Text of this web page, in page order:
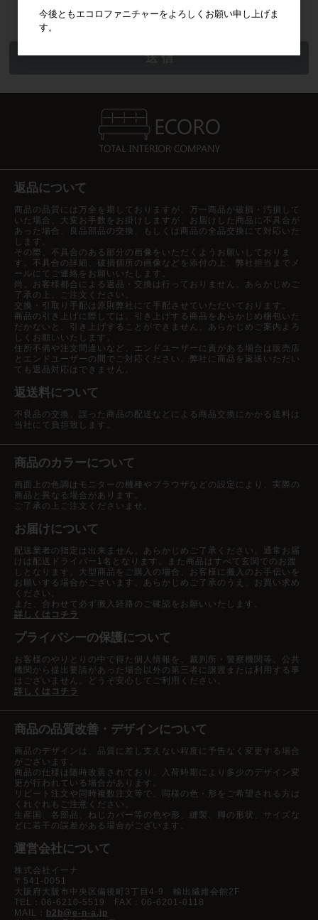
取得した個人情報は法令等による場合を除いて第三者に提供することはあ
りません。
取得した個人情報の取扱いの全部または一部を委託することがあります。
人情報の漏洩防止に必要な事項を取決め、適切な管理を実施させます。委
し、また利用範囲もその業務遂行範囲に限定します。
個人情報を与えなかった場合に生じる結果
個人情報を与えることは任意です。個人情報に関する情報の一部をご提供
す。
保有個人データの開示等および問い合わせ窓口について
利用目的の通知、内容の訂正・追加または削除、利用停止、消去および第
三者提供の停止(以下、開示等という)に応じます。
開示等に応ずる窓口は、下記「当社の個人情報の取扱いに関する苦情、相
本人が容易に認識できない方法による個人情報の取得
クッキーやウェブビーコン等を用いるなどして、本人が容易に認識できな
い方法による個人情報の取得は行っておりません。
個人情報の安全管理措置について
取得した個人情報については、漏洩、減失またはき損の防止と是正、その
他個人情報の安全管理のために必要かつ適切な措置を講じます。
お問合せへの回答後、取得した個人情報は当社内において削除致します。
個人情報保護方針
当社ホームページの個人情報保護方針をご覧下さい。
当社の個人情報の取扱いに関する苦情、相談等の問合せ先
窓口責任者：経営統括本部 土井 歩美
住所 ：〒541-0051
FAX ：06-6201-0118
内容をご確認の上、送信ボタンをクリックしてください。
返品について
商品の品質には万全を期しておりますが、万一商品が破損・汚損して
いた場合、大変お手数をお掛けしますが、お届けした商品に不具合が
あった場合、良品部品の交換、もしくは商品の全品交換にて対応いた
します。
その際、不具合のある部分の画像をいただくようお願いしておりま
す。不具合の詳細、破損個所の画像などを添付の上、弊社担当までメ
ールにてご連絡をお願いいたします。
尚、お客様都合による返品・交換は行っておりません。あらかじめご
了承の上、ご注文ください。
交換・引取り手配は原則弊社にて手配させていただいております。
商品の引き上げに際しては、引き上げする商品をあらかじめ梱包いた
だかないと、引き上げすることができません。あらかじめご案内よろ
しくお願いいたします。
住所不備や注文間違いなど、エンドユーザーに責がある場合は販売店
とエンドユーザーの間でご対応ください。弊社に商品を返送いただい
ても返品対応はできません。
返送料について
不良品の交換、誤った商品の配送などによる商品交換にかかる送料は
当社にて負担致します。
商品のカラーについて
画面上の色調はモニターの機種やブラウザなどの設定により、実際の
商品と異なる場合があります。
ご了承の上ご注文くださいませ。
お届けについて
配送業者の指定は出来ません。あらかじめご了承ください。通常お届
けは配送ドライバー1名となります。また商品はすべて玄関でのお渡
しとなります。大型商品をご購入の場合、お客様に搬入のお手伝いを
お願いする場合がございます。あらかじめご了承のうえ、お買い求め
ください。
また、合わせて必ず搬入経路のご確認をお願いいたします。
詳しくはコチラ
プライバシーの保護について
お客様のやりとりの中で得た個人情報を、裁判所・警察機関等、公共
機関から提出要請があった場合以外の第三者に譲渡または利用する事
はございません。どうぞ安心してご利用ください。
詳しくはコチラ
商品の品質改善・デザインについて
商品のデザインは、品質に差し支えない程度に予告なく変更する場合
がございます。
商品の仕様は随時改善されており、入荷時期により多少のデザイン変
更が行われている場合があります。
リピート注文や同時複数注文等で、同様の色・形をご希望される方は
くれぐれもご注意ください。
生産国、各部品、ねじカバー等の色や形、縫製、脚の形状、サイズな
どに若干の誤差がある場合がございます。
運営会社について
株式会社イーナ
〒541-0051
大阪府大阪市中央区備後町3丁目4-9 輸出繊維会館2F
TEL：06-6210-5519 FAX：06-6201-0118
MAIL：
b2b@e-n-a.jp
今後ともエコロファニチャーをよろしくお願い申し上げま
す。